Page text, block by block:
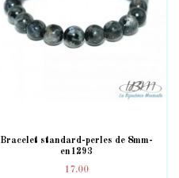
Bracelet standard-perles de 8mm-
en1293
17.00